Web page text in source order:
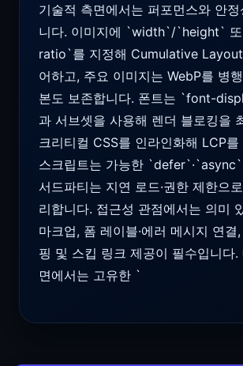
기술적 측면에서는 퍼포먼스와 안정
니다. 이미지에 `width`/`height`
ratio`를 지정해 Cumulative
어하고, 주요 이미지는 WebP를 병
본도 보존합니다. 폰트는 `font-
과 서브셋을 사용해 렌더 블로킹을
크리티컬 CSS를 인라인화해 LCP를
스크립트는 가능한
서드파티는 지연 로드·권한 제한으
리합니다. 접근성 관점에서는 의미
마크업, 폼 레이블·에러 메시지 연결
핑 및 스킵 링크 제공이 필수입니다.
면에서는 고유한 `